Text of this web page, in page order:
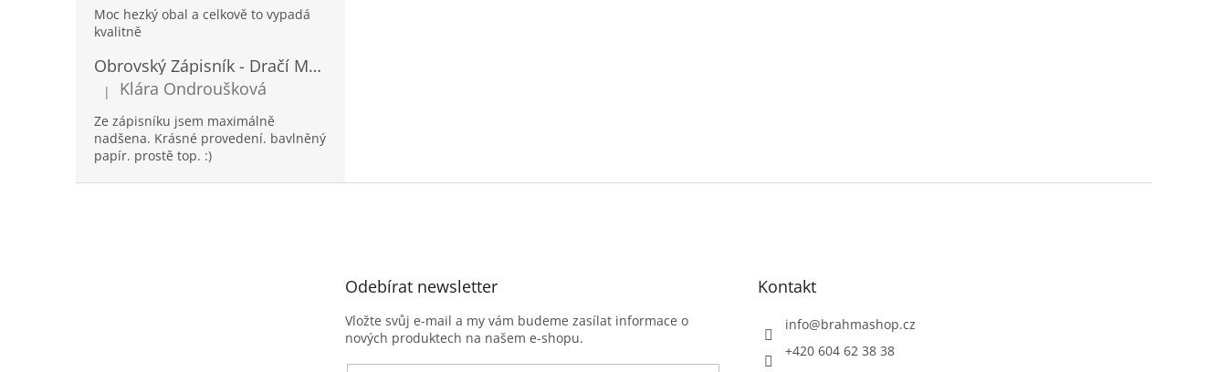
Moc hezký obal a celkově to vypadá
kvalitně
Obrovský Zápisník - Dračí Mandala s Chakra Kameny - 100 Stran - 25x34cm
Hodnocení produktu je 5 z 5 hvězdiček.
| Klára Ondroušková
Ze zápisníku jsem maximálně
nadšena. Krásné provedení. bavlněný
papír. prostě top. :)
Odebírat newsletter
Vložte svůj e-mail a my vám budeme zasílat informace o
nových produktech na našem e-shopu.
Kontakt
info@brahmashop.cz
+420 604 62 38 38